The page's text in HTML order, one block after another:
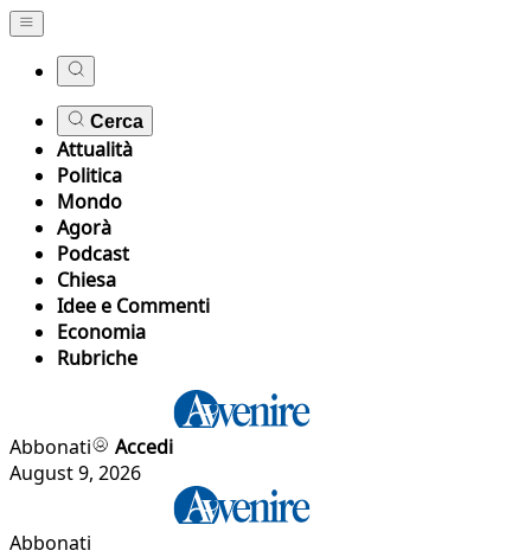
Cerca
Attualità
Politica
Mondo
Agorà
Podcast
Chiesa
Idee e Commenti
Economia
Rubriche
Abbonati
Accedi
August 9, 2026
Abbonati